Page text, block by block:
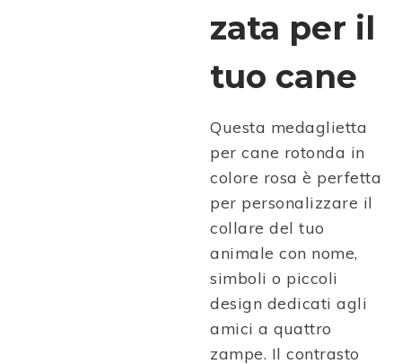
zata per il
tuo cane
Questa medaglietta
per cane rotonda in
colore rosa è perfetta
per personalizzare il
collare del tuo
animale con nome,
simboli o piccoli
design dedicati agli
amici a quattro
zampe. Il contrasto